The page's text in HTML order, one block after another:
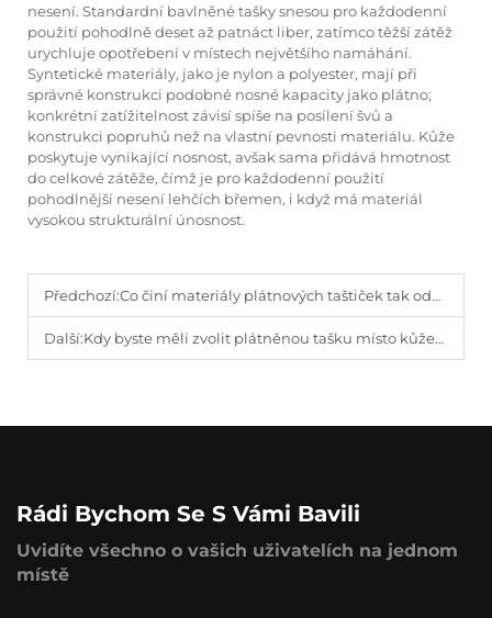
nesení. Standardní bavlněné tašky snesou pro každodenní
použití pohodlně deset až patnáct liber, zatímco těžší zátěž
urychluje opotřebení v místech největšího namáhání.
Syntetické materiály, jako je nylon a polyester, mají při
správné konstrukci podobné nosné kapacity jako plátno;
konkrétní zatížitelnost závisí spíše na posílení švů a
konstrukci popruhů než na vlastní pevnosti materiálu. Kůže
poskytuje vynikající nosnost, avšak sama přidává hmotnost
do celkové zátěže, čímž je pro každodenní použití
pohodlnější nesení lehčích břemen, i když má materiál
vysokou strukturální únosnost.
Předchozí:Co činí materiály plátnových taštiček tak odolnými v roce 2026?
Další:Kdy byste měli zvolit plátněnou tašku místo kůžené?
Rádi Bychom Se S Vámi Bavili
Uvidíte všechno o vašich uživatelích na jednom
místě